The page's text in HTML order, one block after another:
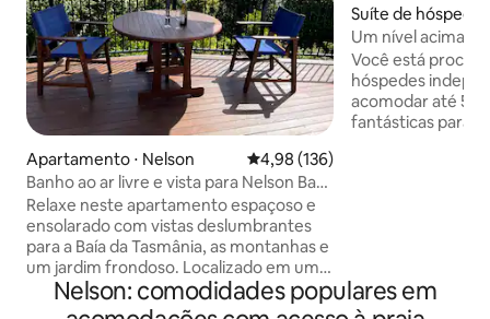
Apartamento ⋅ Nelson 4,98 de uma avaliação média de
4,98 (136)
Banho ao ar livre e vista para Nelson Bay
- Apartamento de 1 quarto
Relaxe neste apartamento espaçoso e
ensolarado com vistas deslumbrantes
para a Baía da Tasmânia, as montanhas e
um jardim frondoso. Localizado em um
bairro tranquilo a apenas 5 minutos de
carro da Praia Tahunanui e do Aeroporto
Suíte de
Um nível acima
mar
Você está
hóspedes
acomodar até 5
fantásticas para o
com
distância a pé de
Nelson: comodidades populares em